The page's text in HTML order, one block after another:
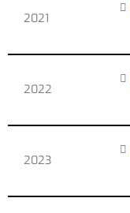
2021
2022
2023